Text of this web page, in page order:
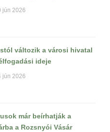
jún 2026
változik a városi hivatal
ideje
jún 2026
már beírhatják a
a Rozsnyói Vásár